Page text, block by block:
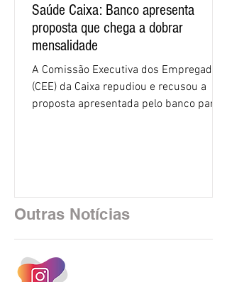
Saúde Caixa: Banco apresenta
proposta que chega a dobrar
mensalidade
A Comissão Executiva dos Empregados
(CEE) da Caixa repudiou e recusou a
proposta apresentada pelo banco para o
as federações que compõem a mesa de
negociações das empregadas e dos
empregados exigiram que a Caixa refaça
os cálculos e apresente uma nova
proposta. O entendimento é que a
Outras Notícias